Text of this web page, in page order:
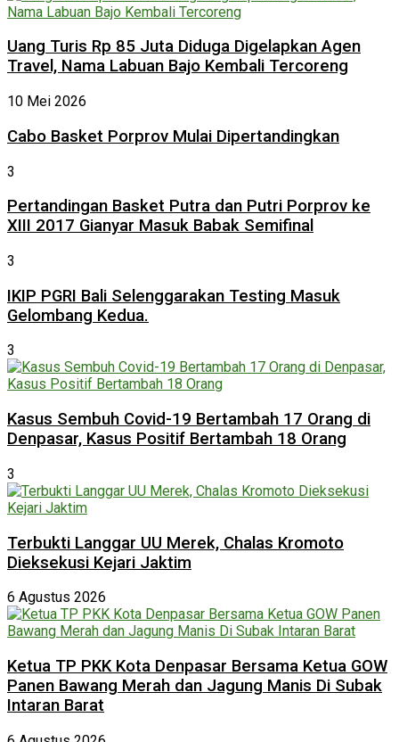
Uang Turis Rp 85 Juta Diduga Digelapkan Agen
Travel, Nama Labuan Bajo Kembali Tercoreng
10 Mei 2026
Cabo Basket Porprov Mulai Dipertandingkan
3
Pertandingan Basket Putra dan Putri Porprov ke
XIII 2017 Gianyar Masuk Babak Semifinal
3
IKIP PGRI Bali Selenggarakan Testing Masuk
Gelombang Kedua.
3
Kasus Sembuh Covid-19 Bertambah 17 Orang di
Denpasar, Kasus Positif Bertambah 18 Orang
3
Terbukti Langgar UU Merek, Chalas Kromoto
Dieksekusi Kejari Jaktim
6 Agustus 2026
Ketua TP PKK Kota Denpasar Bersama Ketua GOW
Panen Bawang Merah dan Jagung Manis Di Subak
Intaran Barat